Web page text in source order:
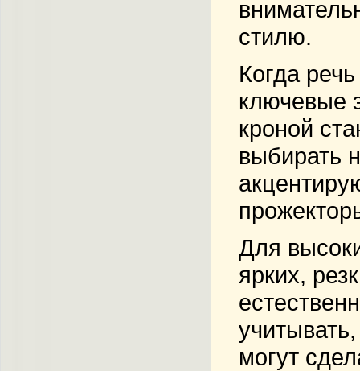
стилю.
Когда
ключевые
кроной
выбирать
Для
ярких,
могут